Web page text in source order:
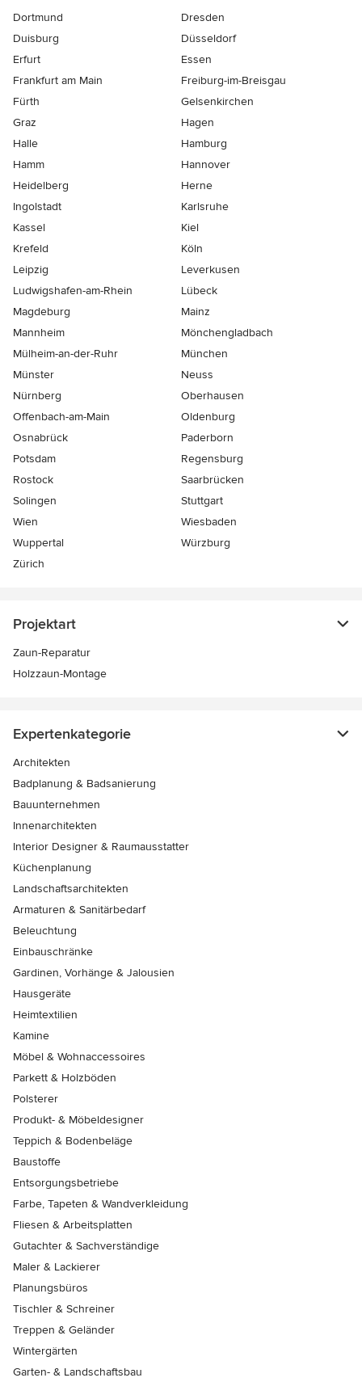
Dortmund
Dresden
Duisburg
Düsseldorf
Erfurt
Essen
Frankfurt am Main
Freiburg-im-Breisgau
Fürth
Gelsenkirchen
Graz
Hagen
Halle
Hamburg
Hamm
Hannover
Heidelberg
Herne
Ingolstadt
Karlsruhe
Kassel
Kiel
Krefeld
Köln
Leipzig
Leverkusen
Ludwigshafen-am-Rhein
Lübeck
Magdeburg
Mainz
Mannheim
Mönchen­gladbach
Mülheim-an-der-Ruhr
München
Münster
Neuss
Nürnberg
Oberhausen
Offenbach-am-Main
Oldenburg
Osnabrück
Paderborn
Potsdam
Regensburg
Rostock
Saarbrücken
Solingen
Stuttgart
Wien
Wiesbaden
Wuppertal
Würzburg
Zürich
Projektart
Zaun-Reparatur
Holzzaun-Montage
Expertenkategorie
Architekten
Badplanung & Badsanierung
Bauunternehmen
Innenarchitekten
Interior Designer & Raumausstatter
Küchenplanung
Landschaftsarchitekten
Armaturen & Sanitärbedarf
Beleuchtung
Einbauschränke
Gardinen, Vorhänge & Jalousien
Hausgeräte
Heimtextilien
Kamine
Möbel & Wohnaccessoires
Parkett & Holzböden
Polsterer
Produkt- & Möbeldesigner
Teppich & Bodenbeläge
Baustoffe
Entsorgungsbetriebe
Farbe, Tapeten & Wandverkleidung
Fliesen & Arbeitsplatten
Gutachter & Sachverständige
Maler & Lackierer
Planungsbüros
Tischler & Schreiner
Treppen & Geländer
Wintergärten
Garten- & Landschaftsbau